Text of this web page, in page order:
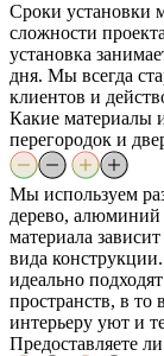
Сроки установки
сложности
установка
дня. Мы всегда
клиентов и
Какие материалы
перегородок и
Мы используем
дерево,
материала
вида
идеально
пространств, в то
интерьеру уют и
Предоставляете